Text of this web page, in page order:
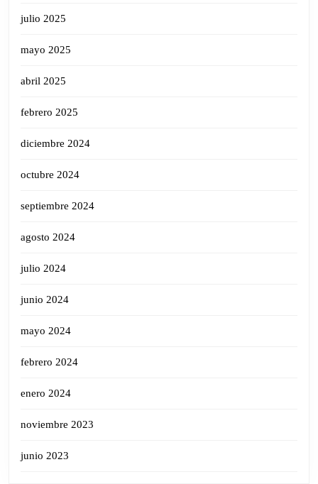
julio 2025
mayo 2025
abril 2025
febrero 2025
diciembre 2024
octubre 2024
septiembre 2024
agosto 2024
julio 2024
junio 2024
mayo 2024
febrero 2024
enero 2024
noviembre 2023
junio 2023